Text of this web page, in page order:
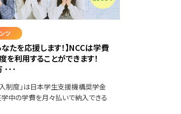
ツ
たを応援します！】NCCは学費
を利用することができます！
･･･
制度」は日本学生支援機構奨学金
学中の学費を月々払いで納入できる